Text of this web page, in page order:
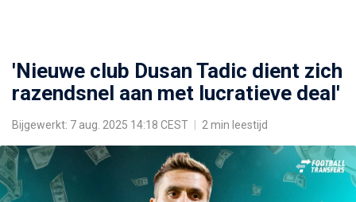
'Nieuwe club Dusan Tadic dient zich
razendsnel aan met lucratieve deal'
Bijgewerkt: 7 aug. 2025 14:18 CEST 2 min leestijd